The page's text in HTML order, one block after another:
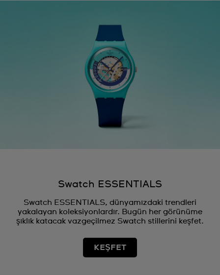
Swatch ESSENTIALS
Swatch ESSENTIALS, dünyamızdaki trendleri
yakalayan koleksiyonlardır. Bugün her görünüme
şıklık katacak vazgeçilmez Swatch stillerini keşfet.
KEŞFET